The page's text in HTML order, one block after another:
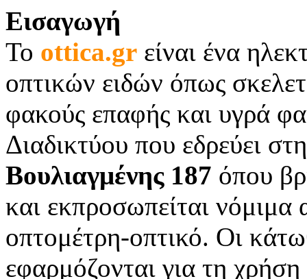
Εισαγωγή
Το ottica.gr είναι ένα
οπτικών ειδών όπως
φακούς επαφής και υγρά
Διαδικτύου που εδρεύει
Βουλιαγμένης 187 όπου
και εκπροσωπείται
οπτομέτρη-οπτικό. Οι
εφαρμόζονται για τη